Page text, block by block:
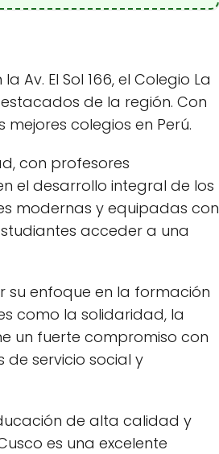
Av. El Sol 166, el Colegio La
de la región. Con
colegios en Perú.
con profesores
el desarrollo integral de los
modernas y equipadas con
acceder a una
su enfoque en la formación
como la solidaridad, la
un fuerte compromiso con
servicio social y
de alta calidad y
es una excelente